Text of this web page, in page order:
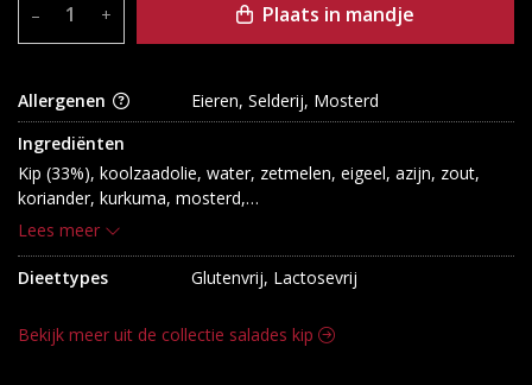
– + Plaats in mandje
Allergenen
Eieren, Selderij, Mosterd
Ingrediënten
Kip (33%), koolzaadolie, water, zetmelen, eigeel, azijn, zout,
koriander, kurkuma, mosterd,
chillies, komijn, fenegriek, peper, knoflook, venkel, maanzaad,
Lees meer
Dieettypes Glutenvrij, Lactosevrij
Bekijk meer uit de collectie salades kip